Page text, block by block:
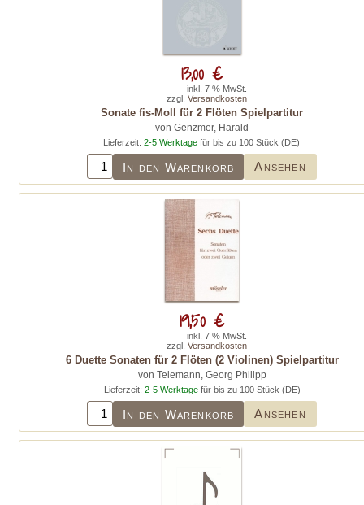
Sonate fis-Moll für 2 Flöten Spielpartitur
von Genzmer, Harald
Lieferzeit:2-5 Werktage für bis zu 100 Stück (DE)
In den Warenkorb Ansehen
13,00 €
inkl. 7 % MwSt.
zzgl. Versandkosten
6 Duette Sonaten für 2 Flöten (2 Violinen) Spielpartitur
von Telemann, Georg Philipp
Lieferzeit: 2-5 Werktagefür bis zu 100 Stück (DE)
In den Warenkorb Ansehen
19,50 €
inkl. 7 % MwSt.
zzgl. Versandkosten